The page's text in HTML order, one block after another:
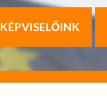
KÉPVISELŐINK